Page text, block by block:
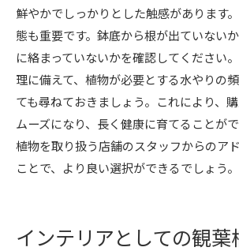
鮮やかでしっかりとした触感があります
態も重要です。鉢底から根が出ていない
に絡まっていないかを確認してください
理に備えて、植物が必要とする水やりの
ても尋ねておきましょう。これにより、
ムーズになり、長く健康に育てることがで
植物を取り扱う店舗のスタッフからのア
ことで、より良い選択ができるでしょう。
インテリアとしての観葉